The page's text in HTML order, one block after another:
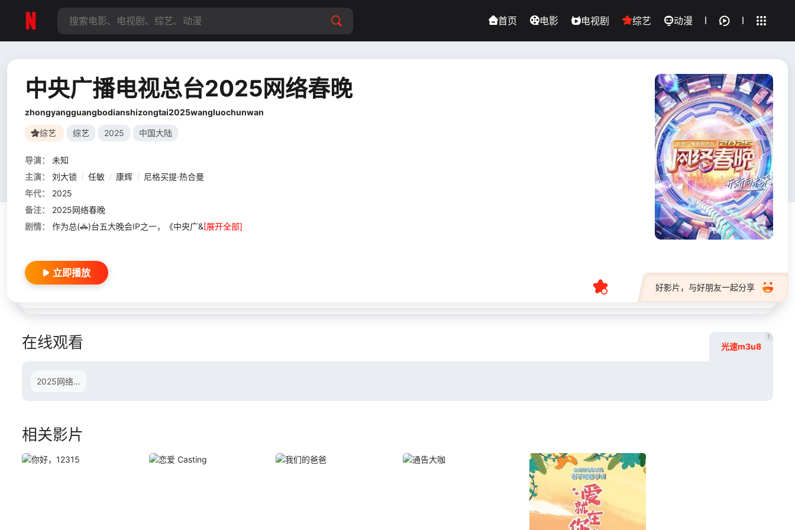
首页 电影 电视剧 综艺 动漫全部影片
中央广播电视总台2025网络春晚
zhongyangguangbodianshizongtai2025wangluochunwan
综艺 综艺 2025 中国大陆
导演：
未知
主演：
刘大锁 / 任敏 / 康辉 / 尼格买提·热合曼
年代：
2025
备注：
2025网络春晚
剧情：
作为总(🚓)台五大晚会IP之一，《中央广&[展开全部]
好影片，与好朋友一起分享
立即播放
在线观看 光速m3u8
1
2025网络春晚
相关影片